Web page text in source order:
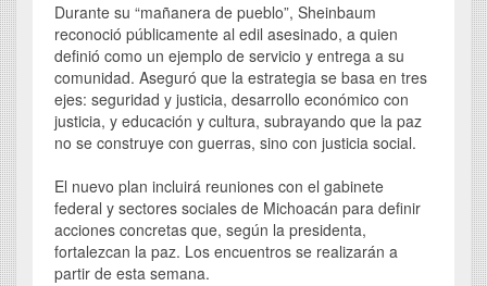
Durante su “mañanera de pueblo”, Sheinbaum
reconoció públicamente al edil asesinado, a quien
definió como un ejemplo de servicio y entrega a su
comunidad. Aseguró que la estrategia se basa en tres
ejes: seguridad y justicia, desarrollo económico con
justicia, y educación y cultura, subrayando que la paz
no se construye con guerras, sino con justicia social.
El nuevo plan incluirá reuniones con el gabinete
federal y sectores sociales de Michoacán para definir
acciones concretas que, según la presidenta,
fortalezcan la paz. Los encuentros se realizarán a
partir de esta semana.